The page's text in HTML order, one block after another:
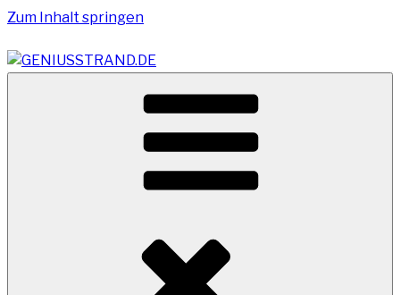
Zum Inhalt springen
GENIUSSTRAND.DE
Vom Geniusstrand zum JadeWeserPort/Container
Terminal Wilhelmshaven